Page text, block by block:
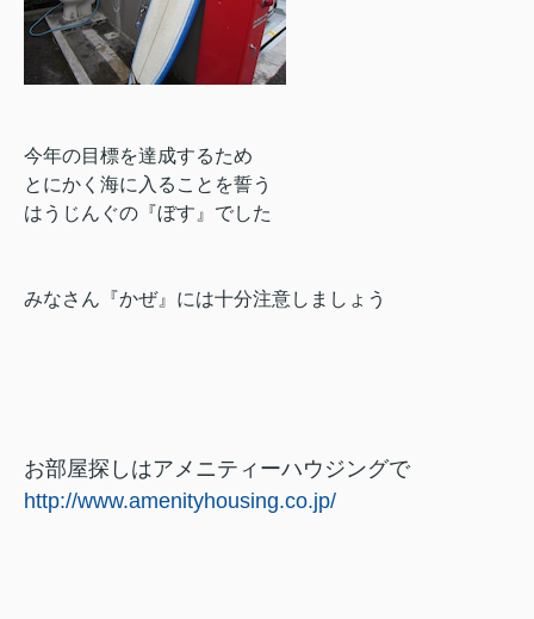
今年の目標を達成するため
とにかく海に入ることを誓う
はうじんぐの『ぼす』でした
みなさん『かぜ』には十分注意しましょう
お部屋探しはアメニティーハウジングで
http://www.amenityhousing.co.jp/